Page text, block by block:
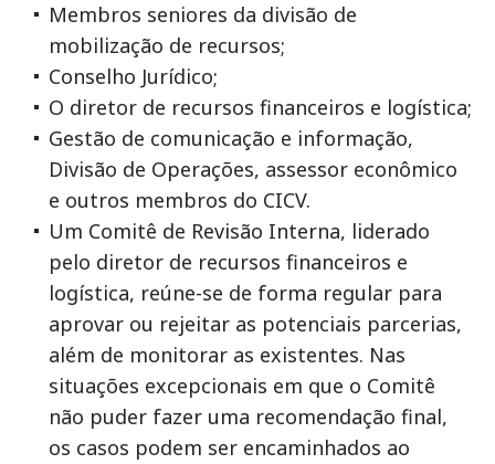
Membros seniores da divisão de
mobilização de recursos;
Conselho Jurídico;
O diretor de recursos financeiros e logística;
Gestão de comunicação e informação,
Divisão de Operações, assessor econômico
e outros membros do CICV.
Um Comitê de Revisão Interna, liderado
pelo diretor de recursos financeiros e
logística, reúne-se de forma regular para
aprovar ou rejeitar as potenciais parcerias,
além de monitorar as existentes. Nas
situações excepcionais em que o Comitê
não puder fazer uma recomendação final,
os casos podem ser encaminhados ao